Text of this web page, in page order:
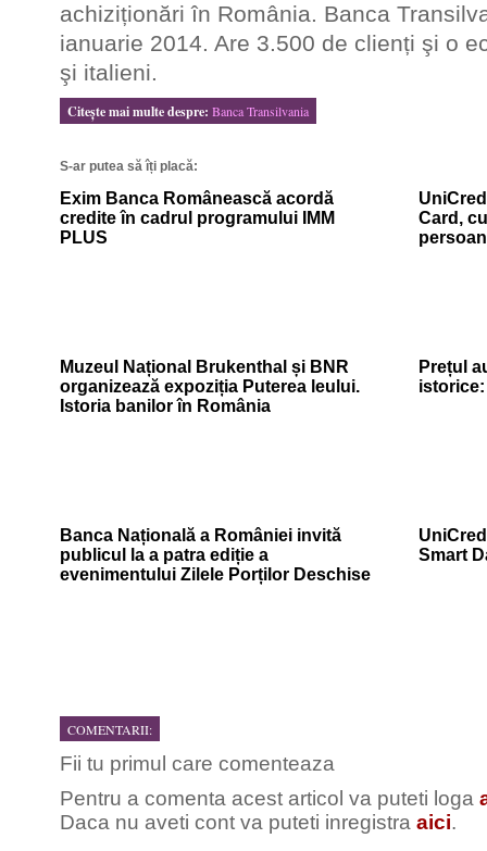
achiziționări în România. Banca
ianuarie 2014. Are 3.500 de clienți şi o
şi italieni.
Citeşte mai multe despre: Banca Transilvania
S-ar putea să îți placă:
Exim Banca Românească acordă
credite în cadrul programului IMM
PLUS
Card,
Muzeul Național Brukenthal și BNR
organizează expoziția Puterea leului.
Istoria banilor în România
Prețul
Banca Națională a României invită
publicul la a patra ediție a
evenimentului Zilele Porților Deschise
Smart
COMENTARII:
Fii tu primul care comenteaza
Pentru a comenta acest articol va puteti loga
Daca nu aveti cont va puteti inregistra aici.